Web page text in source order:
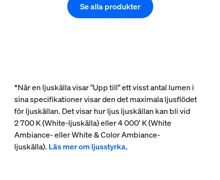
Se alla produkter
*När en ljuskälla visar "Upp till" ett visst antal lumen i
sina specifikationer visar den det maximala ljusflödet
för ljuskällan. Det visar hur ljus ljuskällan kan bli vid
2 700 K (White-ljuskälla) eller 4 000' K (White
Ambiance- eller White & Color Ambiance-
ljuskälla). Läs mer om ljusstyrka.